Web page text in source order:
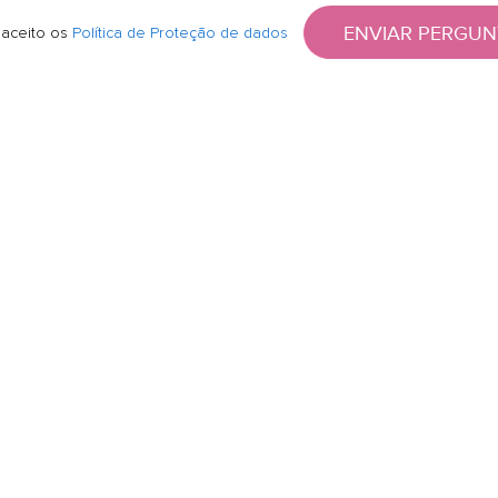
os Política de Proteção de dados ENVIAR